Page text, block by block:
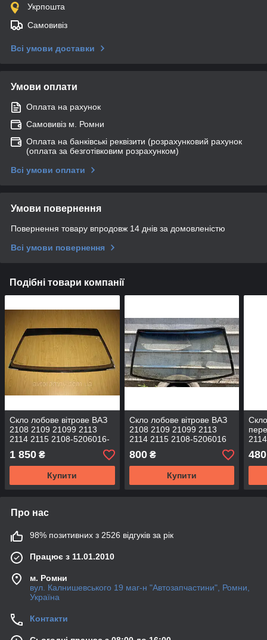
Укрпошта
Самовивіз
Всі умови доставки
Умови оплати
Оплата на рахунок
Самовивіз м. Ромни
Оплата на банківські реквізити (розрахунковий рахунок
(оплата за безготівковим розрахунком)
Всі умови оплати
Умови повернення
Повернення товару впродовж 14 днів за домовленістю
Всі умови повернення
Подібні товари компанії
Скло лобове вітрове ВАЗ
2108 2109 21099 2113
2114 2115 2108-5206016-
01 смуга шовкографія ПШ
XYG
1 850 ₴
Купити
Скло лобове вітрове ВАЗ
2108 2109 21099 2113
2114 2115 2108-5206016
800₴
Купити
01
480
Про нас
98% позитивних з 2526 відгуків за рік
Працює з 11.01.2010
м. Ромни
вул. Калнишевського 19 маг-н "Автозапчастини", Ромни,
Україна
Контакти